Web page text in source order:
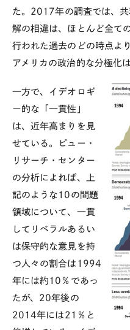
た。2017年の調査では、
解の相違は、ほとんど全て
行われた過去のどの時点よ
アメリカの政治的な分極化
一方で、イデオロギ
ー的な「一貫性」
は、近年高まりを見
せている。
ピュー・
リサーチ・センター
の分析によれば、上
記のような10の問題
領域について、一貫
してリベラルあるい
は保守的な意見を持
つ人々の割合は1994
年には約10％であっ
たが、20年後の
2014年には21％と